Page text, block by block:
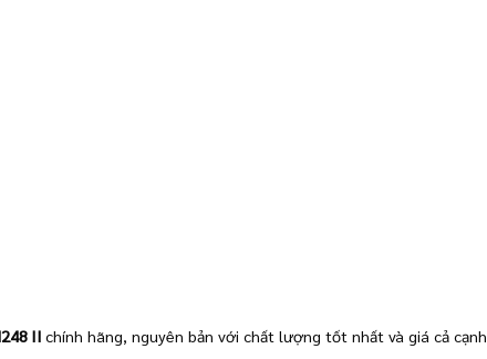
II chính hãng, nguyên bản với chất lượng tốt nhất và giá cả cạnh